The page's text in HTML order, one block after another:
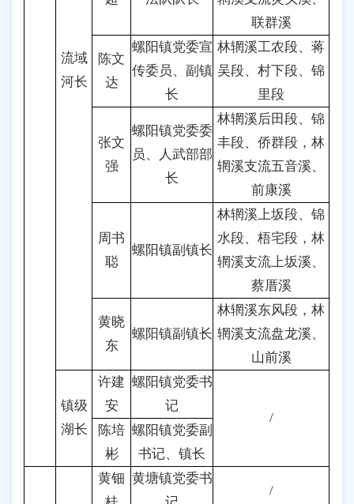
流域
河长
联群溪
陈文
达
螺阳镇党委宣
传委员、副镇
长
林辋溪工农段、蒋
吴段、村下段、锦
里段
张文
强
螺阳镇党委委
员、人武部部
长
林辋溪后田段、锦
丰段、侨群段，林
辋溪支流五音溪、
前康溪
周书
聪
螺阳镇副镇长
林辋溪上坂段、锦
水段、梧宅段，林
辋溪支流上坂溪、
蔡厝溪
黄晓
东
螺阳镇副镇长
林辋溪东风段，林
辋溪支流盘龙溪、
山前溪
镇级
湖长
许建
安
螺阳镇党委书
记
/
陈培
彬
螺阳镇党委副
书记、镇长
黄钿 黄塘镇党委书
/